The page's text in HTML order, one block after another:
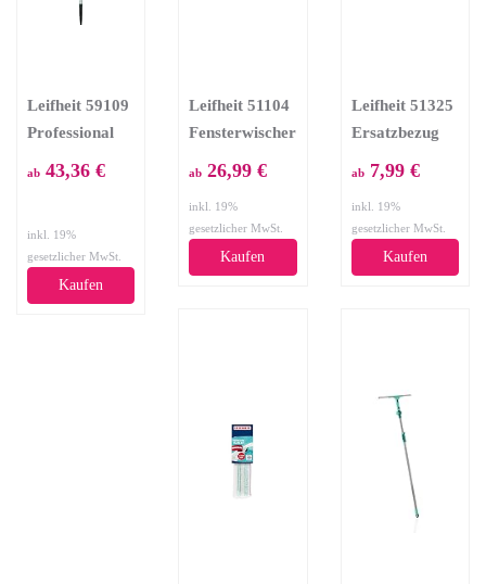
Leifheit 59109
Professional
ab 43,36 €
inkl. 19%
gesetzlicher MwSt.
Kaufen
Leifheit 51104
Fensterwischer
ab 26,99 €
inkl. 19%
gesetzlicher MwSt.
Kaufen
Leifheit 51325
Ersatzbezug
3in1
ab7,99 €
inkl. 19%
gesetzlicher MwSt.
Kaufen